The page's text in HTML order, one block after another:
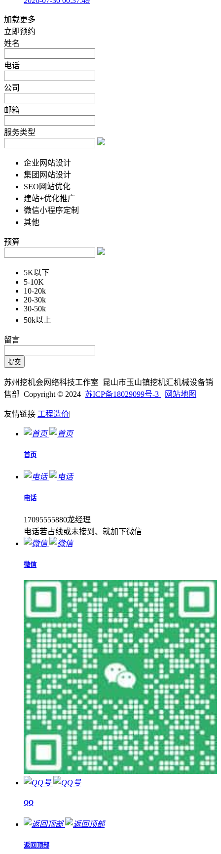
加载更多
立即预约
姓名
电话
公司
邮箱
服务类型
企业网站设计
集团网站设计
SEO网站优化
建站+优化推广
微信小程序定制
其他
预算
5K以下
5-10K
10-20k
20-30k
30-50k
50k以上
留言
苏州挖机会网络科技工作室 昆山市玉山镇挖机汇机械设备销
售部 Copyright © 2024 苏ICP备18029099号-3 网站地图
友情链接 工程造价|
首页
电话
17095555880龙经理
电话若占线或未接到、就加下微信
微信
QQ
返回顶部